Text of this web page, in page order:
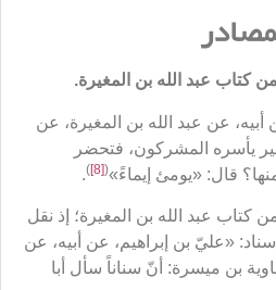
كتاب عبد الله بن المغيرة.
أبيه، عن عبد الله بن المغيرة، عن
يأسره المشركون، فتحضر
قال: «يومئ إيماءً»(
[8]
)
.
كتاب عبد الله بن المغيرة؛ إذ نقل
«عليّ بن إبراهيم، عن أبيه، عن
بن ميسرة: أنّ سناناً سأل أبا